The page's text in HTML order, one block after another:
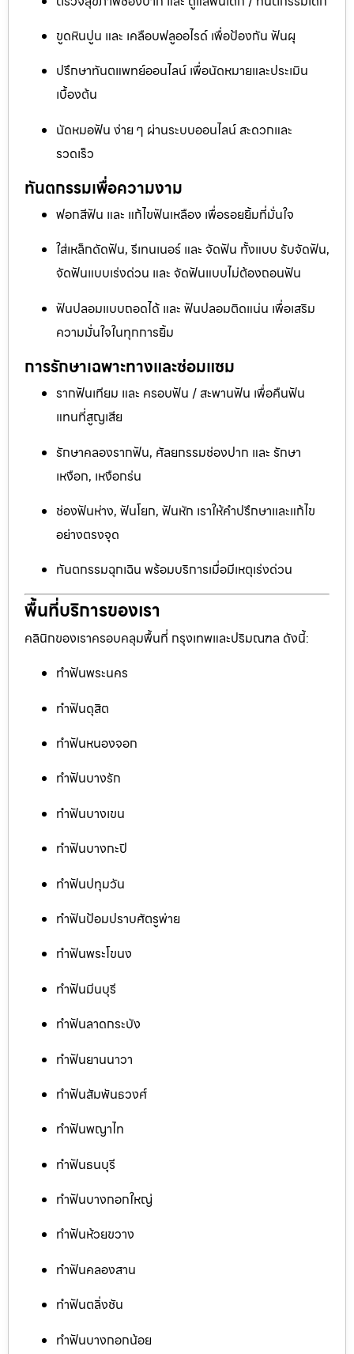
ขูดหินปูน และ เคลือบฟลูออไรด์ เพื่อป้องกัน ฟันผุ
ปรึกษาทันตแพทย์ออนไลน์ เพื่อนัดหมายและประเมิน
เบื้องต้น
นัดหมอฟัน ง่าย ๆ ผ่านระบบออนไลน์ สะดวกและ
รวดเร็ว
ทันตกรรมเพื่อความงาม
ฟอกสีฟัน และ แก้ไขฟันเหลือง เพื่อรอยยิ้มที่มั่นใจ
ใส่เหล็กดัดฟัน, รีเทนเนอร์ และ จัดฟัน ทั้งแบบ รับจัดฟัน,
จัดฟันแบบเร่งด่วน และ จัดฟันแบบไม่ต้องถอนฟัน
ฟันปลอมแบบถอดได้ และ ฟันปลอมติดแน่น เพื่อเสริม
ความมั่นใจในทุกการยิ้ม
การรักษาเฉพาะทางและซ่อมแซม
รากฟันเทียม และ ครอบฟัน / สะพานฟัน เพื่อคืนฟัน
แทนที่สูญเสีย
รักษาคลองรากฟัน, ศัลยกรรมช่องปาก และ รักษา
เหงือก, เหงือกร่น
ช่องฟันห่าง, ฟันโยก, ฟันหัก เราให้คำปรึกษาและแก้ไข
อย่างตรงจุด
ทันตกรรมฉุกเฉิน พร้อมบริการเมื่อมีเหตุเร่งด่วน
พื้นที่บริการของเรา
คลินิกของเราครอบคลุมพื้นที่ กรุงเทพและปริมณฑล ดังนี้:
ทำฟันพระนคร
ทำฟันดุสิต
ทำฟันหนองจอก
ทำฟันบางรัก
ทำฟันบางเขน
ทำฟันบางกะปิ
ทำฟันปทุมวัน
ทำฟันป้อมปราบศัตรูพ่าย
ทำฟันพระโขนง
ทำฟันมีนบุรี
ทำฟันลาดกระบัง
ทำฟันยานนาวา
ทำฟันสัมพันธวงศ์
ทำฟันพญาไท
ทำฟันธนบุรี
ทำฟันบางกอกใหญ่
ทำฟันห้วยขวาง
ทำฟันคลองสาน
ทำฟันตลิ่งชัน
ทำฟันบางกอกน้อย